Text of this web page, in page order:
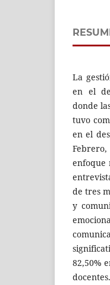
La
en el
donde
tuvo
en el
enfoque
de tres
y
82,50%